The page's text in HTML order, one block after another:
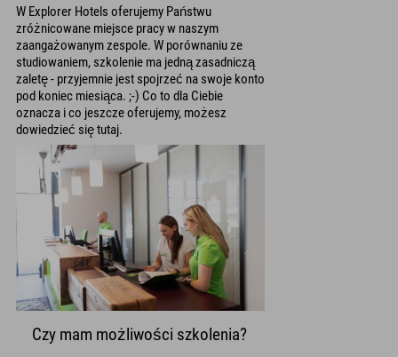
W Explorer Hotels oferujemy Państwu
zróżnicowane miejsce pracy w naszym
zaangażowanym zespole. W porównaniu ze
studiowaniem, szkolenie ma jedną zasadniczą
zaletę - przyjemnie jest spojrzeć na swoje konto
pod koniec miesiąca. ;-) Co to dla Ciebie
oznacza i co jeszcze oferujemy, możesz
dowiedzieć się tutaj.
Czy mam możliwości szkolenia?